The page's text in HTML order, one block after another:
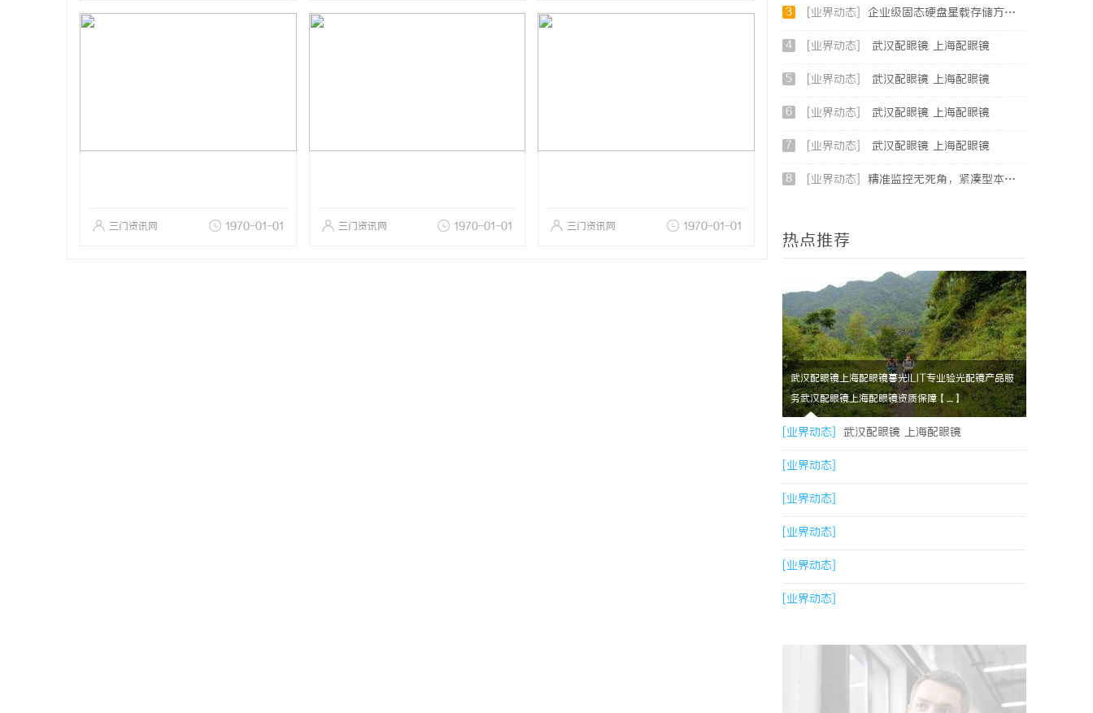
三门资讯网 1970-01-01 三门资讯网 1970-01-01 三门资讯网 1970-01-01
3 [业界动态] 企业级固态硬盘星载存储方案选购指南
4 [业界动态] 武汉配眼镜 上海配眼镜
5 [业界动态] 武汉配眼镜 上海配眼镜
6 [业界动态] 武汉配眼镜 上海配眼镜
7 [业界动态] 武汉配眼镜 上海配眼镜
8 [业界动态] 精准监控无死角，紧凑型本安球机赋能安全管理
热点推荐
武汉配眼镜上海配眼镜暮光ILIT专业验光配镜产品服
务武汉配眼镜上海配眼镜资质保障【....】
[业界动态] 武汉配眼镜 上海配眼镜
[业界动态]
[业界动态]
[业界动态]
[业界动态]
[业界动态]